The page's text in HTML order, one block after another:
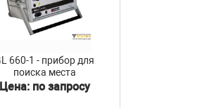
660-1 - прибор для
поиска места
на землю в IT
кабельных сетях
Цена: по запросу